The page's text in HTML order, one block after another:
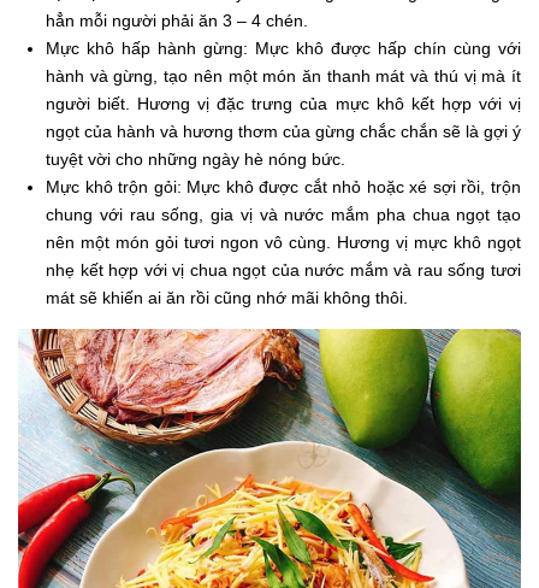
hẳn mỗi người phải ăn 3 – 4 chén.
Mực khô hấp hành gừng: Mực khô được hấp chín cùng với
hành và gừng, tạo nên một món ăn thanh mát và thú vị mà ít
người biết. Hương vị đặc trưng của mực khô kết hợp với vị
ngọt của hành và hương thơm của gừng chắc chắn sẽ là gợi ý
tuyệt vời cho những ngày hè nóng bức.
Mực khô trộn gỏi: Mực khô được cắt nhỏ hoặc xé sợi rồi, trộn
chung với rau sống, gia vị và nước mắm pha chua ngọt tạo
nên một món gỏi tươi ngon vô cùng. Hương vị mực khô ngọt
nhẹ kết hợp với vị chua ngọt của nước mắm và rau sống tươi
mát sẽ khiến ai ăn rồi cũng nhớ mãi không thôi.